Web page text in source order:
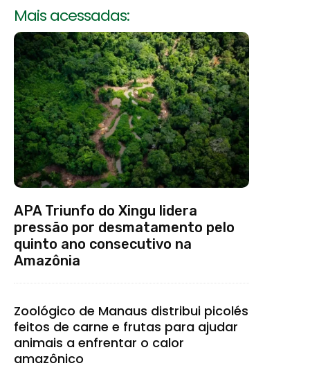
Mais acessadas:
APA Triunfo do Xingu lidera
pressão por desmatamento pelo
quinto ano consecutivo na
Amazônia
Zoológico de Manaus distribui picolés
feitos de carne e frutas para ajudar
animais a enfrentar o calor
amazônico